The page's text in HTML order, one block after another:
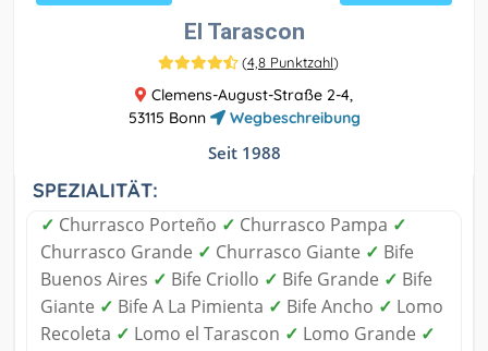
El Tarascon
(4,8 Punktzahl)
Clemens-August-Straße 2-4,
53115 Bonn
Wegbeschreibung
Seit 1988
SPEZIALITÄT:
✓ Churrasco Porteño ✓ Churrasco Pampa ✓
Churrasco Grande ✓ Churrasco Giante ✓ Bife
Buenos Aires ✓ Bife Criollo ✓ Bife Grande ✓ Bife
Giante ✓ Bife A La Pimienta ✓ Bife Ancho ✓ Lomo
Recoleta ✓ Lomo el Tarascon ✓ Lomo Grande ✓